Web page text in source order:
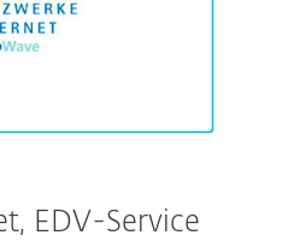
EDV-Service